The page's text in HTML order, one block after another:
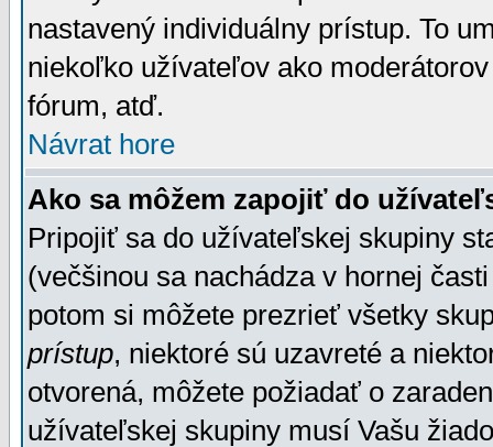
nastavený individuálny prístup. To
niekoľko užívateľov ako
fórum, atď.
Návrat hore
Ako sa môžem zapojiť do
Pripojiť sa do užívateľskej skupiny
(večšinou sa nachádza v hornej
potom si môžete prezrieť všetky
prístup, niektoré sú uzavreté a
otvorená, môžete požiadať o
užívateľskej skupiny musí Vašu